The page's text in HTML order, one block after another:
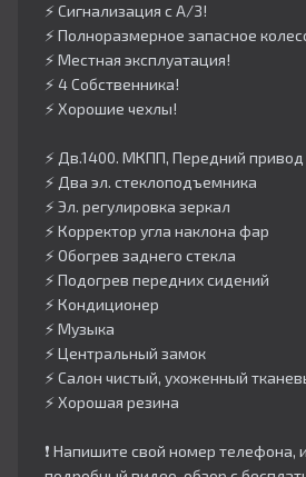
⚡️ Сигнализация с А/З!
⚡️ Полноразмерное запасное
⚡️ Местная эксплуатация!
⚡️ 4 Собственника!
⚡️ Хорошие чехлы!
⚡️ Дв.1400. МКПП, Передний привод
⚡️ Два эл. стеклоподъемника
⚡️ Эл. регулировка зеркал
⚡️ Корректор угла наклона фар
⚡️ Обогрев заднего стекла
⚡️ Подогрев передних сидений
⚡️ Кондиционер
⚡️ Музыка
⚡️ Центральный замок
⚡️ Салон чистый, ухоженный
⚡️ Хорошая резина
❗️ Напишите свой номер